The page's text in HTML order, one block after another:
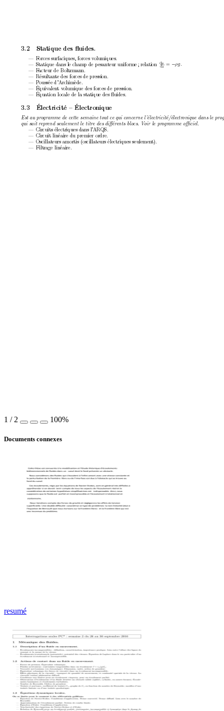
3.2 Statique des ﬂuides.
— Forces surfaciques, forces volumiques.
— Statique dans le champ de pesanteur uniforme ; relation d p
d z = −ρg .
— Facteur de Boltzmann.
— Résultante des forces de pression.
— Poussée d’Archimède.
— Équivalent volumique des forces de pression.
— Équation locale de la statique des ﬂuides.
3.3 Électricité – Électronique
Est au programme de cette semaine tout ce qui concerne l’électricité/électronique dans le pro
qui suit reprend seulement le titre des diﬀérents blocs. Voir le programme oﬃciel.
— Circuits électriques dans l’ARQS.
— Circuit linéaire du premier ordre.
— Oscillateurs amortis (oscillateurs électriques seulement).
— Filtrage linéaire.
1 / 2 100%
Documents connexes
resumé